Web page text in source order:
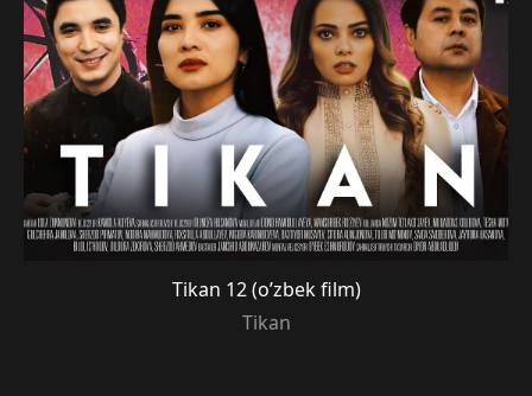
Tikan 12 (o’zbek film)
Tikan